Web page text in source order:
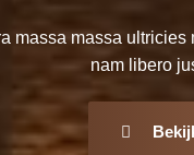
massa massa
nam libero